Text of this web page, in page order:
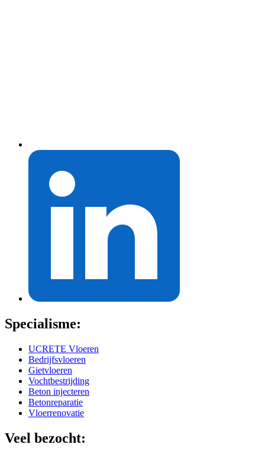
Specialisme:
UCRETE Vloeren
Bedrijfsvloeren
Gietvloeren
Vochtbestrijding
Beton injecteren
Betonreparatie
Vloerrenovatie
Veel bezocht: